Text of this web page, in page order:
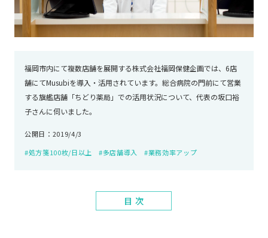
福岡市内にて複数店舗を展開する株式会社福岡保健企画では、6店
舗にてMusubiを導入・活用されています。総合病院の門前にて営業
する旗艦店舗「ちどり薬局」での活用状況について、代表の坂口裕
子さんに伺いました。
公開日：2019/4/3
#処方箋100枚/日以上
#多店舗導入 #業務効率アップ
目 次